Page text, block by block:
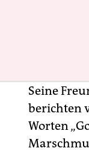
aus
hatten
Seine
berichten
Worten